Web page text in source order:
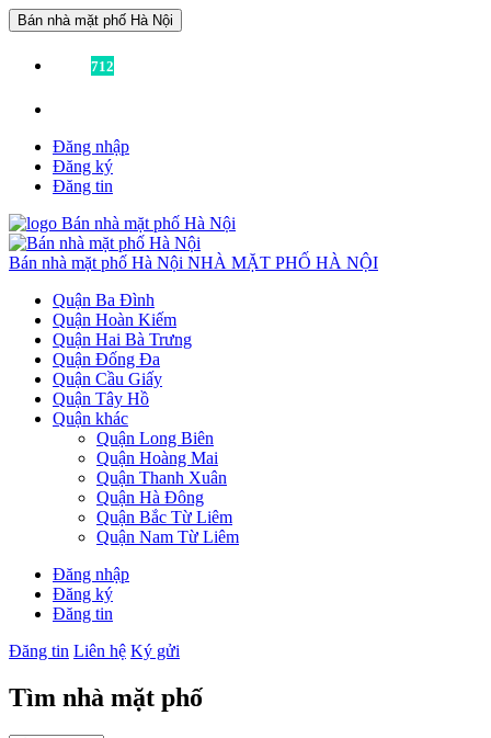
Bán nhà mặt phố Hà Nội
712
Đăng nhập
Đăng ký
Đăng tin
Bán nhà mặt phố Hà Nội NHÀ MẶT PHỐ HÀ NỘI
Quận Ba Đình
Quận Hoàn Kiếm
Quận Hai Bà Trưng
Quận Đống Đa
Quận Cầu Giấy
Quận Tây Hồ
Quận khác
Quận Long Biên
Quận Hoàng Mai
Quận Thanh Xuân
Quận Hà Đông
Quận Bắc Từ Liêm
Quận Nam Từ Liêm
Đăng nhập
Đăng ký
Đăng tin
Đăng tin Liên hệ Ký gửi
Tìm nhà mặt phố